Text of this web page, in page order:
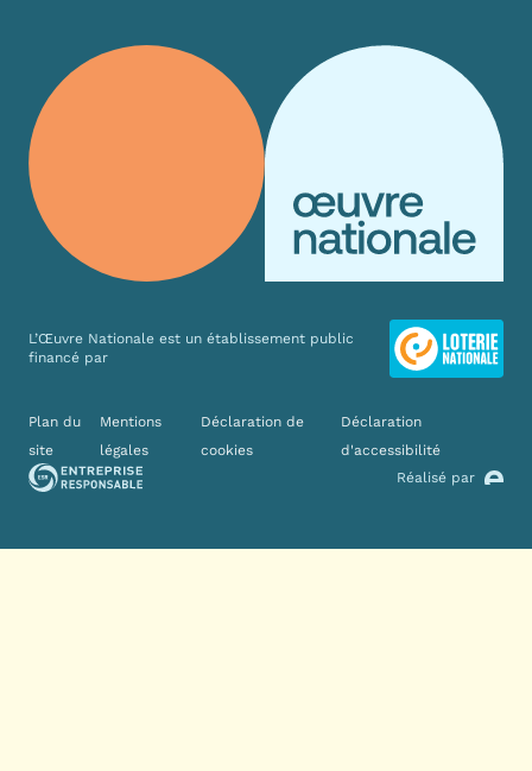
L’Œuvre Nationale est un établissement public
financé par
Liens divers
Plan du
site
Mentions
légales
Déclaration de
cookies
Déclaration
d'accessibilité
Réalisé par